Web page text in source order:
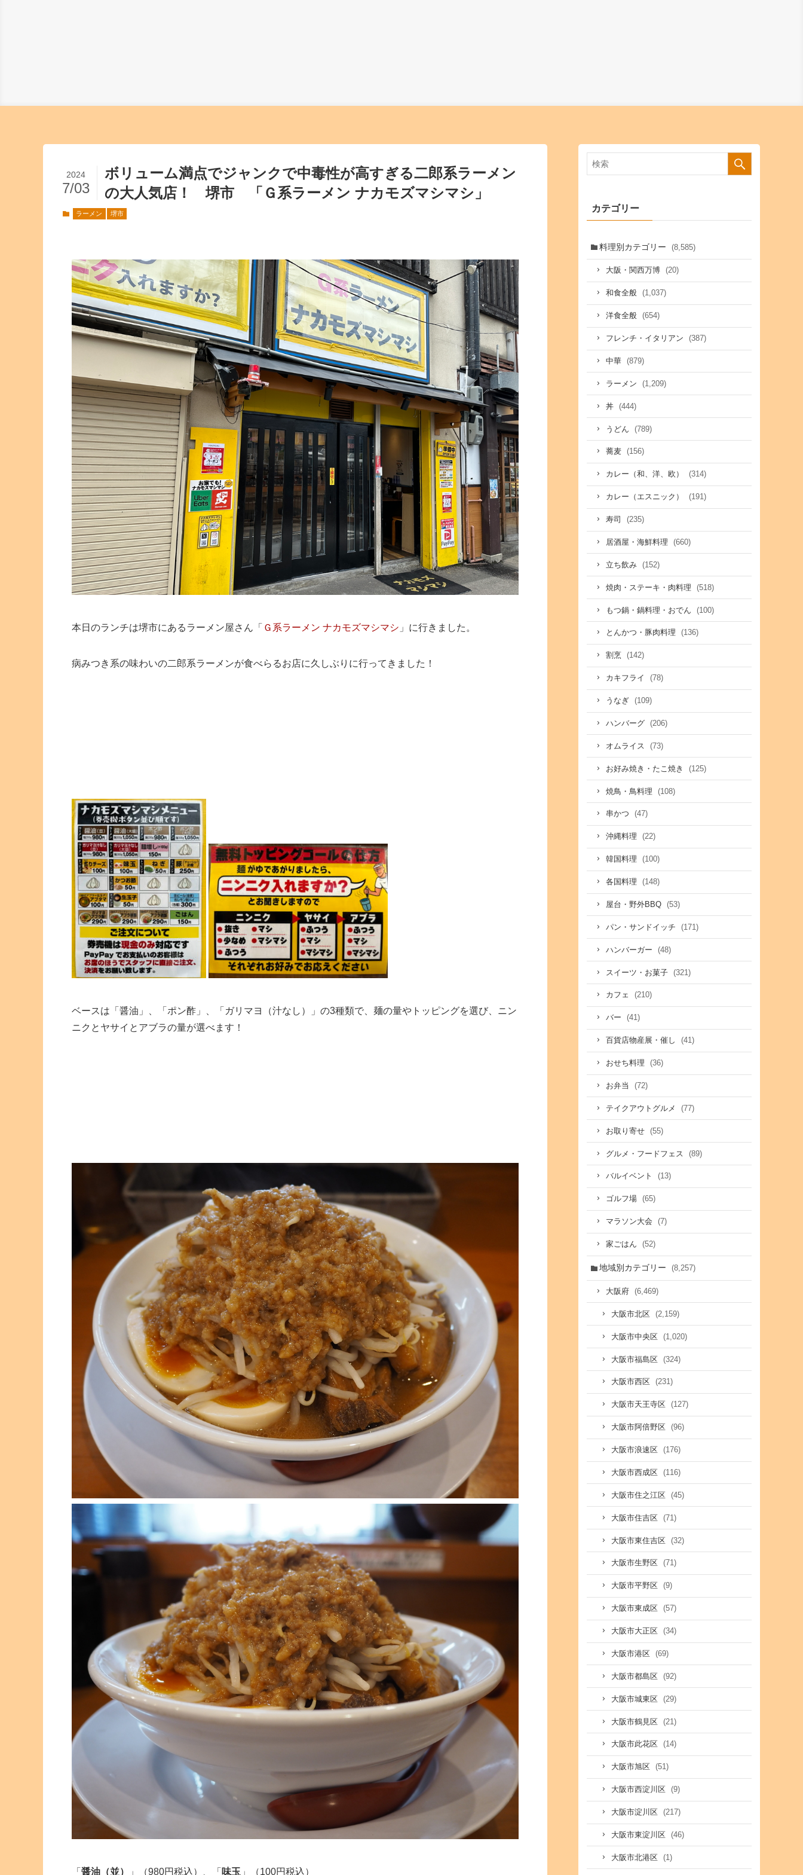
ボリューム満点でジャンクで中毒性が高すぎる二郎系ラーメン
の大人気店！ 堺市 「Ｇ系ラーメン ナカモズマシマシ」
2024
7/03
ラーメン 堺市
本日のランチは堺市にあるラーメン屋さん「 Ｇ系ラーメン ナカモズマシマシ 」に行きました。
病みつき系の味わいの二郎系ラーメンが食べらるお店に久しぶりに行ってきました！
ベースは「醤油」、「ポン酢」、「ガリマヨ（汁なし）」の3種類で、麺の量やトッピングを選び、ニン
ニクとヤサイとアブラの量が選べます！
「 醤油（並） 」（980円税込）、「 味玉 」（100円税込）
カテゴリー
料理別カテゴリー (8,585)
大阪・関西万博 (20)
和食全般 (1,037)
洋食全般 (654)
フレンチ・イタリアン (387)
中華 (879)
ラーメン (1,209)
丼 (444)
うどん (789)
蕎麦 (156)
カレー（和、洋、欧） (314)
カレー（エスニック） (191)
寿司 (235)
居酒屋・海鮮料理 (660)
立ち飲み (152)
焼肉・ステーキ・肉料理 (518)
もつ鍋・鍋料理・おでん (100)
とんかつ・豚肉料理 (136)
割烹 (142)
カキフライ (78)
うなぎ (109)
ハンバーグ (206)
オムライス (73)
お好み焼き・たこ焼き (125)
焼鳥・鳥料理 (108)
串かつ (47)
沖縄料理 (22)
韓国料理 (100)
各国料理 (148)
屋台・野外BBQ (53)
パン・サンドイッチ (171)
ハンバーガー (48)
スイーツ・お菓子 (321)
カフェ (210)
バー (41)
百貨店物産展・催し (41)
おせち料理 (36)
お弁当 (72)
テイクアウトグルメ (77)
お取り寄せ (55)
グルメ・フードフェス (89)
バルイベント (13)
ゴルフ場 (65)
マラソン大会 (7)
家ごはん (52)
地域別カテゴリー (8,257)
大阪府 (6,469)
大阪市北区 (2,159)
大阪市中央区 (1,020)
大阪市福島区 (324)
大阪市西区 (231)
大阪市天王寺区 (127)
大阪市阿倍野区 (96)
大阪市浪速区 (176)
大阪市西成区 (116)
大阪市住之江区 (45)
大阪市住吉区 (71)
大阪市東住吉区 (32)
大阪市生野区 (71)
大阪市平野区 (9)
大阪市東成区 (57)
大阪市大正区 (34)
大阪市港区 (69)
大阪市都島区 (92)
大阪市城東区 (29)
大阪市鶴見区 (21)
大阪市此花区 (14)
大阪市旭区 (51)
大阪市西淀川区 (9)
大阪市淀川区 (217)
大阪市東淀川区 (46)
大阪市北港区 (1)